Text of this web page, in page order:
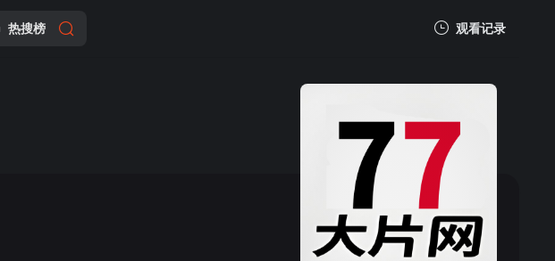
热搜榜 观看记录
暂无观看影片的记录